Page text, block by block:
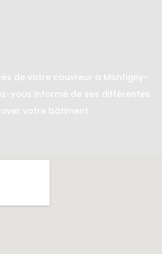
de votre couvreur à Montigny-
vous informé de ses différentes
votre bâtiment.